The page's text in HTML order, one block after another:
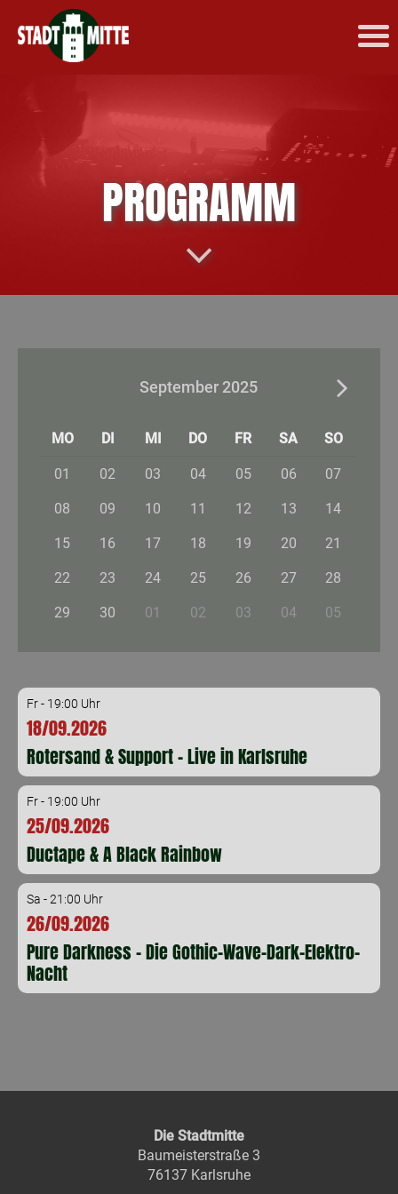
PROGRAMM
September 2025
MO DI MI DO FR SA SO
01 02 03 04 05 06 07
08 09 10 11 12 13 14
15 16 17 18 19 20 21
22 23 24 25 26 27 28
29 30 01 02 03 04 05
Fr - 19:00 Uhr
18/09.2026
Rotersand & Support - Live in Karlsruhe
Fr - 19:00 Uhr
25/09.2026
Ductape & A Black Rainbow
Sa - 21:00 Uhr
26/09.2026
Pure Darkness - Die Gothic-Wave-Dark-Elektro-
Nacht
Die Stadtmitte
Baumeisterstraße 3
76137 Karlsruhe